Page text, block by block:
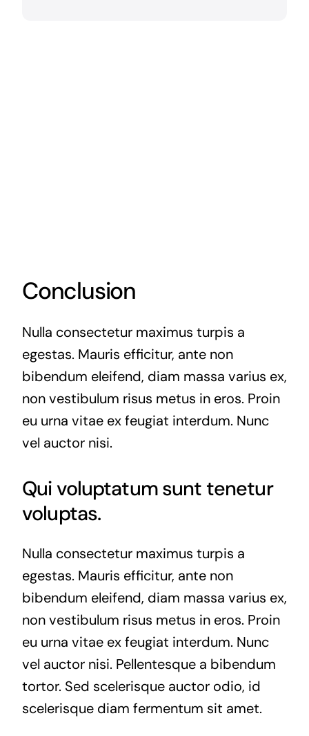
Conclusion
Nulla consectetur maximus turpis a
egestas. Mauris efficitur, ante non
bibendum eleifend, diam massa varius ex,
non vestibulum risus metus in eros. Proin
eu urna vitae ex feugiat interdum. Nunc
vel auctor nisi.
Qui voluptatum sunt tenetur
voluptas.
Nulla consectetur maximus turpis a
egestas. Mauris efficitur, ante non
bibendum eleifend, diam massa varius ex,
non vestibulum risus metus in eros. Proin
eu urna vitae ex feugiat interdum. Nunc
vel auctor nisi. Pellentesque a bibendum
tortor. Sed scelerisque auctor odio, id
scelerisque diam fermentum sit amet.